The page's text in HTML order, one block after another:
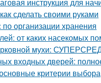
сделать своими руками
организации хранения
от каких насекомых
мухи:
входных дверей:
критерии выбора